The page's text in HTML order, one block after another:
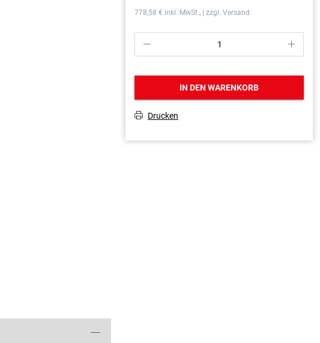
778,58 € inkl. MwSt., | zzgl. Versand
P S
IN DEN WARENKORB
T Drucken